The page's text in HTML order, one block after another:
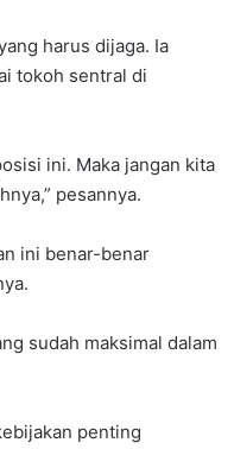
harus dijaga. Ia
tokoh sentral di
ini. Maka jangan kita
pesannya.
ini benar-benar
sudah maksimal dalam
penting